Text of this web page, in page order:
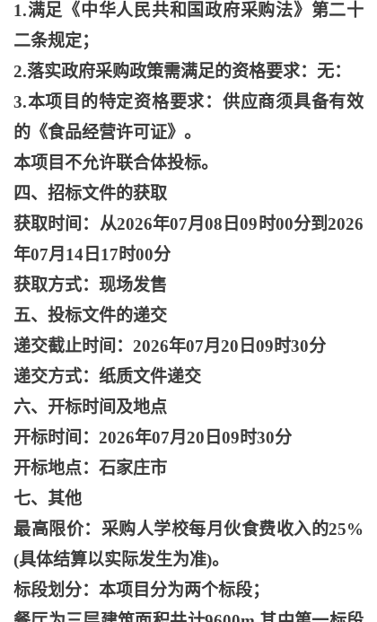
1.满足《中华人民共和国政府采购法》第二十
二条规定；
2.落实政府采购政策需满足的资格要求：无：
3.本项目的特定资格要求：供应商须具备有效
的《食品经营许可证》。
本项目不允许联合体投标。
四、招标文件的获取
获取时间：从2026年07月08日09时00分到2026
年07月14日17时00分
获取方式：现场发售
五、投标文件的递交
递交截止时间： 2026年07月20日09时30分
递交方式：纸质文件递交
六、开标时间及地点
开标时间： 2026年07月20日09时30分
开标地点：石家庄市
七、其他
最高限价：采购人学校每月伙食费收入的25%
(具体结算以实际发生为准)。
标段划分：本项目分为两个标段；